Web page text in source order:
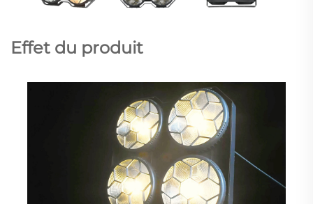
Effet du produit